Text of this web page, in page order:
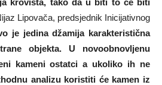
krovišta, tako da u biti to će biti
Lipovača, predsjednik Inicijativnog
je jedina džamija karakteristična
objekta. U novoobnovljenu
kameni ostatci a ukoliko ih ne
analizu koristiti će kamen iz